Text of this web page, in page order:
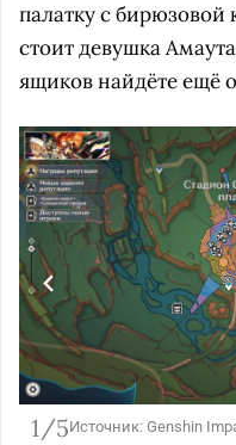
палатку с
стоит девушка
ящиков найдёте ещё
1/5Источник: Genshin